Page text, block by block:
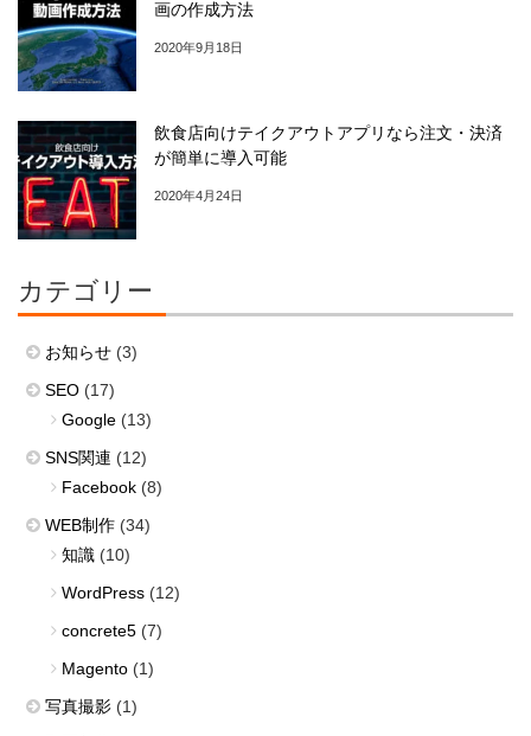
画の作成方法
2020年9月18日
飲食店向けテイクアウトアプリなら注文・決済
が簡単に導入可能
2020年4月24日
カテゴリー
お知らせ (3)
SEO (17)
Google (13)
SNS関連 (12)
Facebook (8)
WEB制作 (34)
知識 (10)
WordPress (12)
concrete5 (7)
Magento (1)
写真撮影 (1)